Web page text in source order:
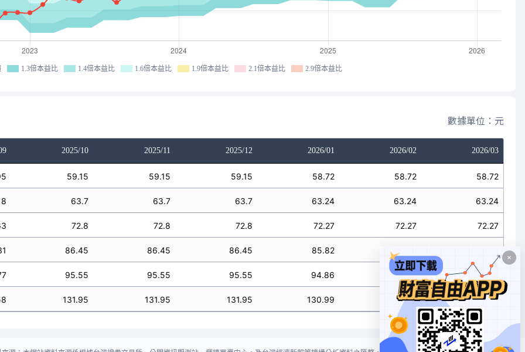
1.3倍本益比 1.4倍本益比 1.6倍本益比 1.9倍本益比 2.1倍本益比 2.9倍本益比
數據單位：元
2025/10 2025/11 2025/12 2026/01 2026/02 2026/03
59.15 59.15 59.15 58.72 58.72 58.72
63.7 63.7 63.7 63.24 63.24 63.24
72.8 72.8 72.8 72.27 72.27 72.27
86.45 86.45 86.45 85.82 85.82
95.55 95.55 95.55 94.86 94.86 94.86
131.95 131.95 131.95 130.99 130.99 130.99